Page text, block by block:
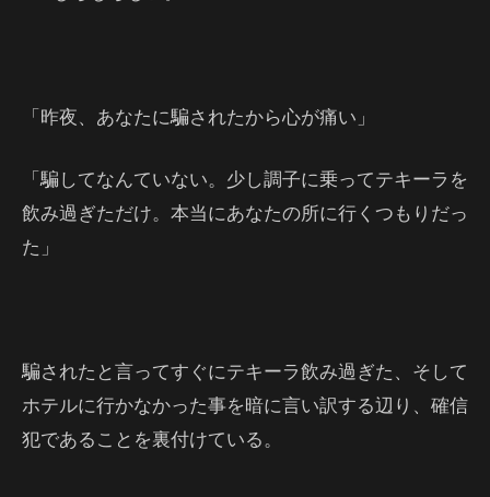
「昨夜、あなたに騙されたから心が痛い」
「騙してなんていない。少し調子に乗ってテキーラを
飲み過ぎただけ。本当にあなたの所に行くつもりだっ
た」
騙されたと言ってすぐにテキーラ飲み過ぎた、そして
ホテルに行かなかった事を暗に言い訳する辺り、確信
犯であることを裏付けている。